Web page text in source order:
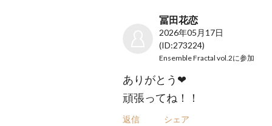
冨田花恋
2026年05月17日
(ID:273224)
Ensemble Fractal vol.2に参加
ありがとう❤︎
頑張ってね！！
返信 シェア